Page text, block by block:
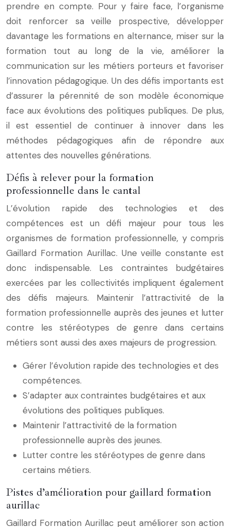
prendre en compte. Pour y faire face, l’organisme
doit renforcer sa veille prospective, développer
davantage les formations en alternance, miser sur la
formation tout au long de la vie, améliorer la
communication sur les métiers porteurs et favoriser
l’innovation pédagogique. Un des défis importants est
d’assurer la pérennité de son modèle économique
face aux évolutions des politiques publiques. De plus,
il est essentiel de continuer à innover dans les
méthodes pédagogiques afin de répondre aux
attentes des nouvelles générations.
Défis à relever pour la formation
professionnelle dans le cantal
L’évolution rapide des technologies et des
compétences est un défi majeur pour tous les
organismes de formation professionnelle, y compris
Gaillard Formation Aurillac. Une veille constante est
donc indispensable. Les contraintes budgétaires
exercées par les collectivités impliquent également
des défis majeurs. Maintenir l’attractivité de la
formation professionnelle auprès des jeunes et lutter
contre les stéréotypes de genre dans certains
métiers sont aussi des axes majeurs de progression.
Gérer l’évolution rapide des technologies et des
compétences.
S’adapter aux contraintes budgétaires et aux
évolutions des politiques publiques.
Maintenir l’attractivité de la formation
professionnelle auprès des jeunes.
Lutter contre les stéréotypes de genre dans
certains métiers.
Pistes d’amélioration pour gaillard formation
aurillac
Gaillard Formation Aurillac peut améliorer son action